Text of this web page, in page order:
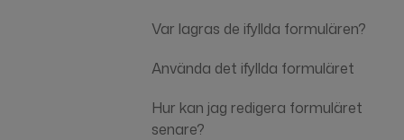
Var lagras de ifyllda formulären?
Använda det ifyllda formuläret
Hur kan jag redigera formuläret
senare?